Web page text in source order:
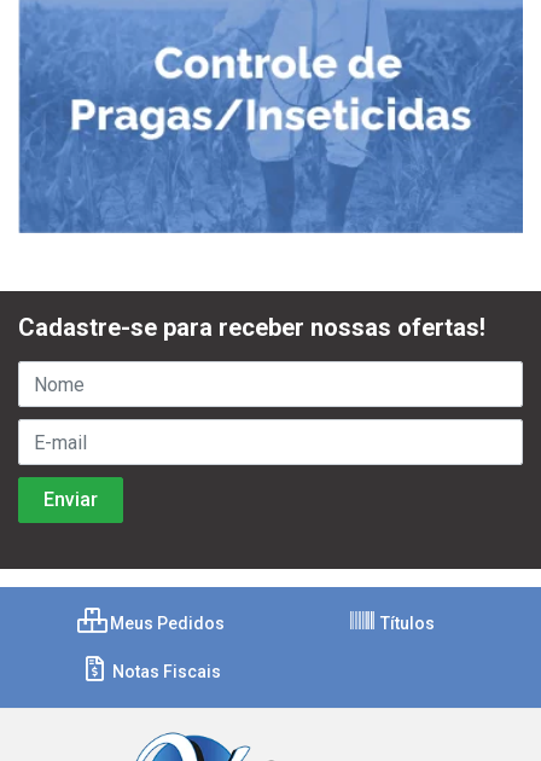
Cadastre-se para receber nossas ofertas!
Meus Pedidos Títulos
Notas Fiscais